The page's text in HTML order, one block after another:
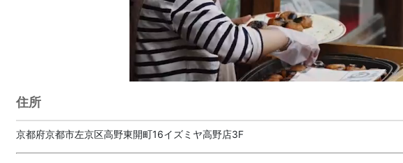
住所
京都府京都市左京区高野東開町16イズミヤ高野店3F